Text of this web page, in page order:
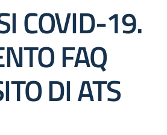
COVID-19.
FAQ
DI ATS